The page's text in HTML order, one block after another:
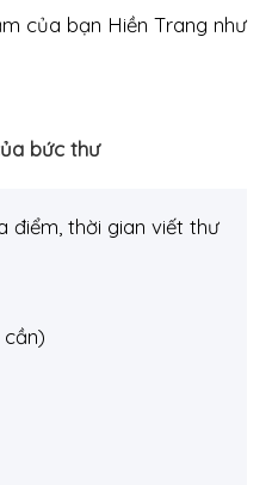
của bạn Hiền Trang như
bức thư
điểm, thời gian viết thư
cần)